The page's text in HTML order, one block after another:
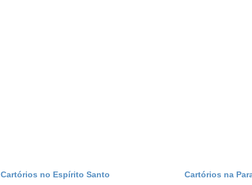
Cartórios no Espírito Santo Cartórios na